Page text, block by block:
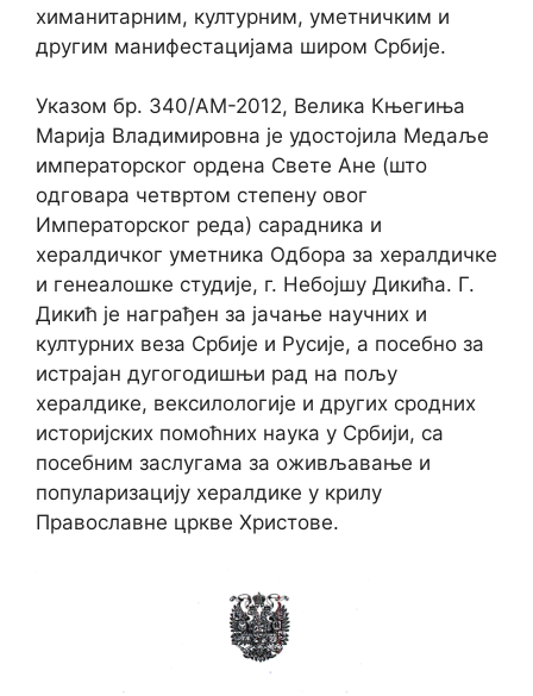
химанитарним, културним, уметничким и
другим манифестацијама широм Србије.
Указом бр. 340/АМ-2012, Велика Књегиња
Марија Владимировна је удостојила Медаље
императорског ордена Свете Ане (што
одговара четвртом степену овог
Императорског реда) сарадника и
хералдичког уметника Одбора за хералдичке
и генеалошке студије, г. Небојшу Дикића. Г.
Дикић је награђен за јачање научних и
културних веза Србије и Русије, а посебно за
истрајан дугогодишњи рад на пољу
хералдике, вексилологије и других сродних
историјских помоћних наука у Србији, са
посебним заслугама за оживљавање и
популаризацију хералдике у крилу
Православне цркве Христове.